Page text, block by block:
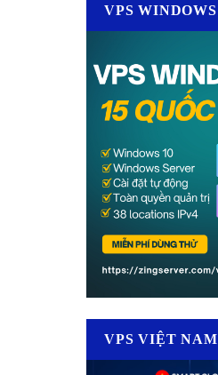
VPS WINDOWS
VPS VIỆT NAM